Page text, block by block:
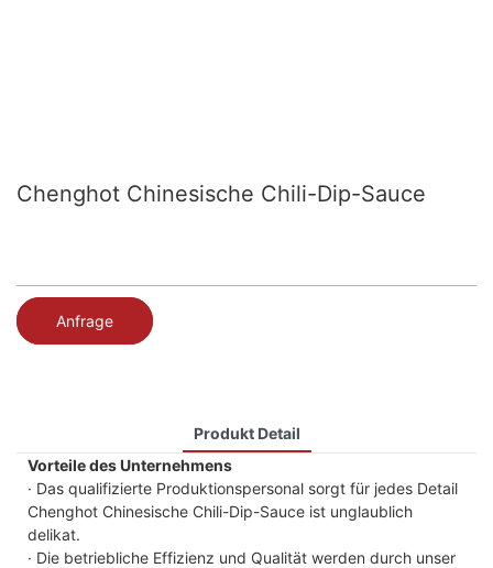
Chenghot Chinesische Chili-Dip-Sauce
Anfrage
Produkt Detail
Vorteile des Unternehmens
· Das qualifizierte Produktionspersonal sorgt für jedes Detail
Chenghot Chinesische Chili-Dip-Sauce ist unglaublich
delikat.
· Die betriebliche Effizienz und Qualität werden durch unser